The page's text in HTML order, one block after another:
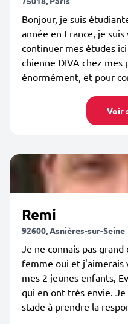
Bonjour, je suis
année en France, je
continuer mes études
chienne DIVA chez mes
énormément, et pour
Voir
Remi
92600, Asnières-sur-Seine
Je ne connais pas grand
femme oui et j'aimerais
mes 2 jeunes enfants,
qui en ont très envie. Je
stade à prendre la